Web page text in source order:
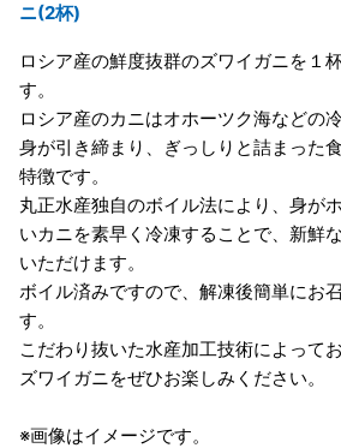
ニ(2杯)
ロシア産の鮮度抜群のズワイガニを１
す。
ロシア産のカニはオホーツク海などの
身が引き締まり、ぎっしりと詰まった
特徴です。
丸正水産独自のボイル法により、身が
いカニを素早く冷凍することで、新鮮
いただけます。
ボイル済みですので、解凍後簡単にお
す。
こだわり抜いた水産加工技術によって
ズワイガニをぜひお楽しみください。
※画像はイメージです。